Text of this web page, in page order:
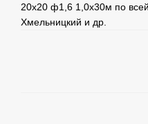
20х20 ф1,6 1,0х30м по
Хмельницкий и др.